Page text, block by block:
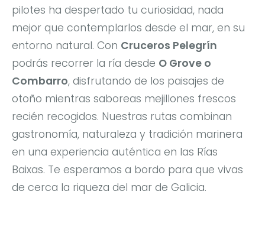
pilotes ha despertado tu curiosidad, nada
mejor que contemplarlos desde el mar, en su
entorno natural. Con Cruceros Pelegrín
podrás recorrer la ría desde O Grove o
Combarro, disfrutando de los paisajes de
otoño mientras saboreas mejillones frescos
recién recogidos. Nuestras rutas combinan
gastronomía, naturaleza y tradición marinera
en una experiencia auténtica en las Rías
Baixas. Te esperamos a bordo para que vivas
de cerca la riqueza del mar de Galicia.